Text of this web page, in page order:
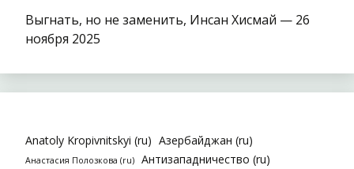
Выгнать, но не заменить, Инсан Хисмай — 26
ноября 2025
Anatoly Kropivnitskyi (ru) Азербайджан (ru)
Анастасия Полозкова (ru)
Антизападничество (ru)